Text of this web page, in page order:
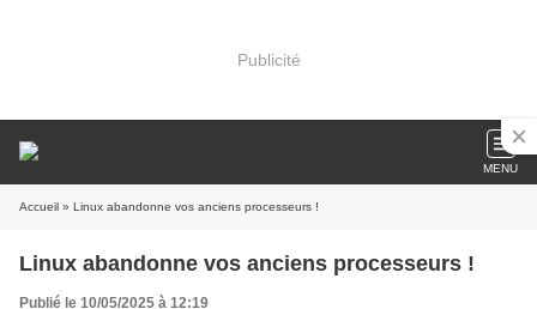
Publicité
MENU
Accueil » Linux abandonne vos anciens processeurs !
Linux abandonne vos anciens processeurs !
Publié le 10/05/2025 à 12:19